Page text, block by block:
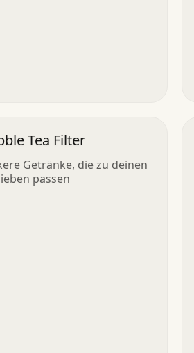
Tea Filter
Getränke, die zu deinen
passen